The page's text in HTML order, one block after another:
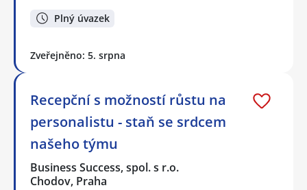
Plný úvazek
Zveřejněno: 5. srpna
Recepční s možností růstu na
personalistu - staň se srdcem
našeho týmu
Business Success, spol. s r.o.
Chodov, Praha